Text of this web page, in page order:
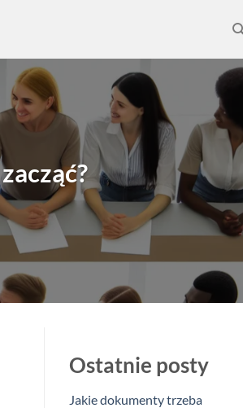
Ostatnie posty
Jakie dokumenty trzeba